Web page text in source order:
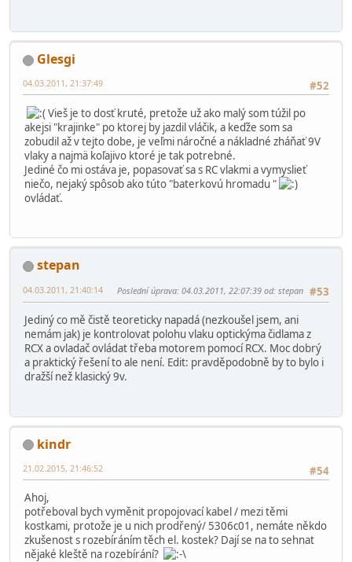
Glesgi
#52
04.03.2011, 21:37:49
Vieš je to dosť kruté, pretože už ako malý som túžil po
akejsi "krajinke" po ktorej by jazdil vláčik, a keďže som sa
zobudil až v tejto dobe, je veľmi náročné a nákladné zháňať 9V
vlaky a najmä koľajivo ktoré je tak potrebné.
Jediné čo mi ostáva je, popasovať sa s RC vlakmi a vymyslieť
niečo, nejaký spôsob ako túto "baterkovú hromadu "
ovládať.
stepan
#53
04.03.2011, 21:40:14 Poslední úprava: 04.03.2011, 22:07:39 od: stepan
Jediný co mě čistě teoreticky napadá (nezkoušel jsem, ani
nemám jak) je kontrolovat polohu vlaku optickýma čidlama z
RCX a ovladač ovládat třeba motorem pomocí RCX. Moc dobrý
a praktický řešení to ale není. Edit: pravděpodobně by to bylo i
dražší než klasický 9v.
kindr
#54
21.02.2015, 21:46:52
Ahoj,
potřeboval bych vyměnit propojovací kabel / mezi těmi
kostkami, protože je u nich prodřený/ 5306c01, nemáte někdo
zkušenost s rozebíráním těch el. kostek? Dají se na to sehnat
nějaké kleště na rozebírání?